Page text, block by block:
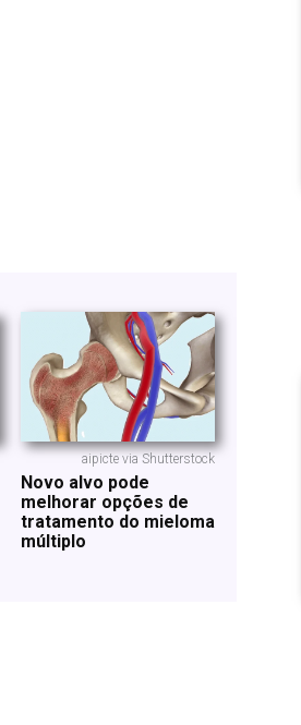
aipicte via Shutterstock
Novo alvo pode
melhorar opções de
tratamento do mieloma
múltiplo